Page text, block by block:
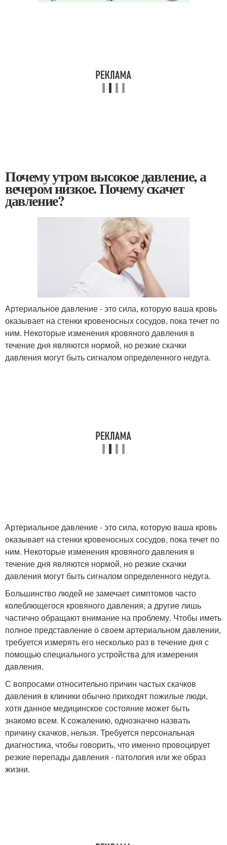
Почему утром высокое давление, а
вечером низкое. Почему скачет
давление?
Артериальное давление - это сила, которую ваша кровь
оказывает на стенки кровеносных сосудов, пока течет по
ним. Некоторые изменения кровяного давления в
течение дня являются нормой, но резкие скачки
давления могут быть сигналом определенного недуга.
Артериальное давление - это сила, которую ваша кровь
оказывает на стенки кровеносных сосудов, пока течет по
ним. Некоторые изменения кровяного давления в
течение дня являются нормой, но резкие скачки
давления могут быть сигналом определенного недуга.
Большинство людей не замечает симптомов часто
колеблющегося кровяного давления, а другие лишь
частично обращают внимание на проблему. Чтобы иметь
полное представление о своем артериальном давлении,
требуется измерять его несколько раз в течение дня с
помощью специального устройства для измерения
давления.
С вопросами относительно причин частых скачков
давления в клиники обычно приходят пожилые люди,
хотя данное медицинское состояние может быть
знакомо всем. К сожалению, однозначно назвать
причину скачков, нельзя. Требуется персональная
диагностика, чтобы говорить, что именно провоцирует
резкие перепады давления - патология или же образ
жизни.